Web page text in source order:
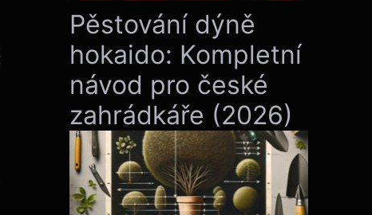
Pěstování dýně
hokaido: Kompletní
návod pro české
zahrádkáře (2026)